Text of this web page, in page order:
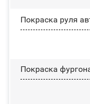
Покраска руля
Покраска